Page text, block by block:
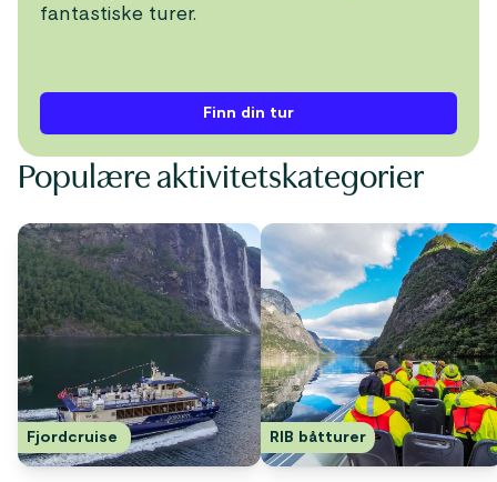
fantastiske turer.
Finn din tur
Populære aktivitetskategorier
Fjordcruise RIB båtturer